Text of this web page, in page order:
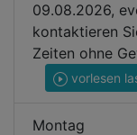
09.08.2026,
kontaktieren
Zeiten ohne
vorlesen
Montag